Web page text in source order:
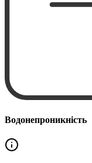
Водонепроникність